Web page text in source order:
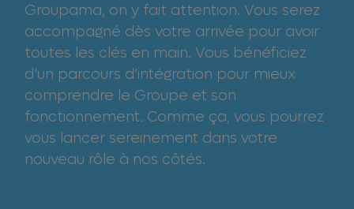
Groupama, on y fait attention. Vous serez
accompagné dès votre arrivée pour avoir
toutes les clés en main. Vous bénéficiez
d’un parcours d’intégration pour mieux
comprendre le Groupe et son
fonctionnement. Comme ça, vous pourrez
vous lancer sereinement dans votre
nouveau rôle à nos côtés.